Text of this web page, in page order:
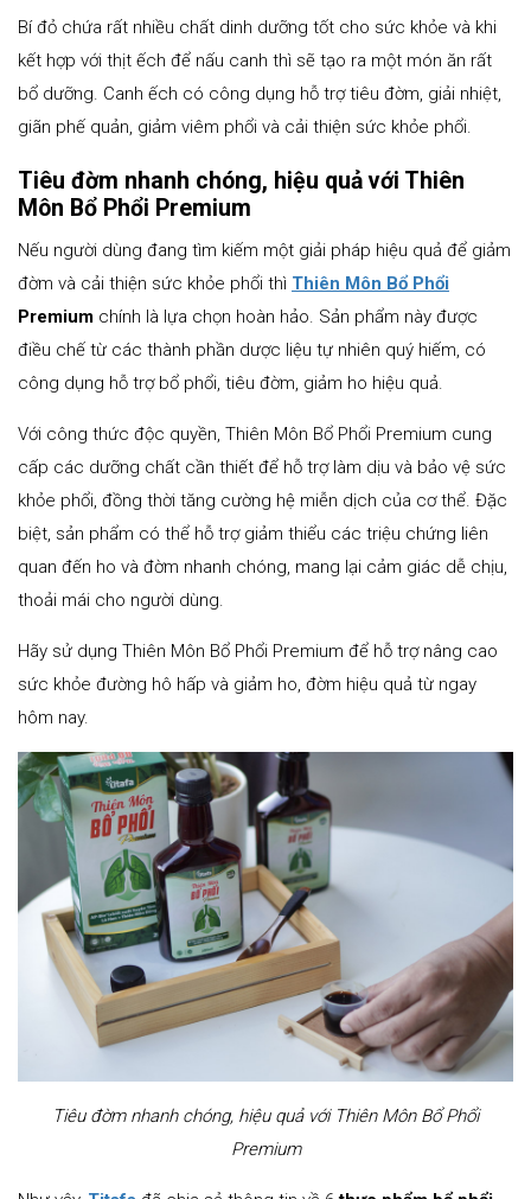
Bí đỏ chứa rất nhiều chất dinh dưỡng tốt cho sức khỏe và khi
kết hợp với thịt ếch để nấu canh thì sẽ tạo ra một món ăn rất
bổ dưỡng. Canh ếch có công dụng hỗ trợ tiêu đờm, giải nhiệt,
giãn phế quản, giảm viêm phổi và cải thiện sức khỏe phổi.
Tiêu đờm nhanh chóng, hiệu quả với Thiên
Môn Bổ Phổi Premium
Nếu người dùng đang tìm kiếm một giải pháp hiệu quả để giảm
đờm và cải thiện sức khỏe phổi thì Thiên Môn Bổ Phổi
Premium chính là lựa chọn hoàn hảo. Sản phẩm này được
điều chế từ các thành phần dược liệu tự nhiên quý hiếm, có
công dụng hỗ trợ bổ phổi, tiêu đờm, giảm ho hiệu quả.
Với công thức độc quyền, Thiên Môn Bổ Phổi Premium cung
cấp các dưỡng chất cần thiết để hỗ trợ làm dịu và bảo vệ sức
khỏe phổi, đồng thời tăng cường hệ miễn dịch của cơ thể. Đặc
biệt, sản phẩm có thể hỗ trợ giảm thiểu các triệu chứng liên
quan đến ho và đờm nhanh chóng, mang lại cảm giác dễ chịu,
thoải mái cho người dùng.
Hãy sử dụng Thiên Môn Bổ Phổi Premium để hỗ trợ nâng cao
sức khỏe đường hô hấp và giảm ho, đờm hiệu quả từ ngay
hôm nay.
Tiêu đờm nhanh chóng, hiệu quả với Thiên Môn Bổ Phổi
Premium